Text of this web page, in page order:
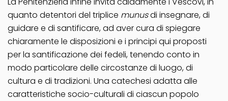
quanto detentori del triplice munusdi insegnare, di
guidare e di santificare, ad aver cura di spiegare
chiaramente le disposizioni e i principi qui proposti
per la santificazione dei fedeli, tenendo conto in
modo particolare delle circostanze di luogo, di
cultura e di tradizioni. Una catechesi adatta alle
caratteristiche socio-culturali di ciascun popolo